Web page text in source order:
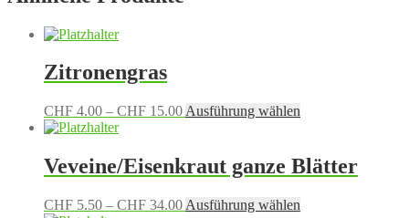
Zitronengras
CHF 4.00 – CHF 15.00Preisspanne:
CHF 15.00
Ausführung wählen
mehrere
Varianten
Die
Veveine/Eisenkraut ganze Blätter
CHF 5.50 – CHF 34.00Preisspanne:
Ausführung wählen